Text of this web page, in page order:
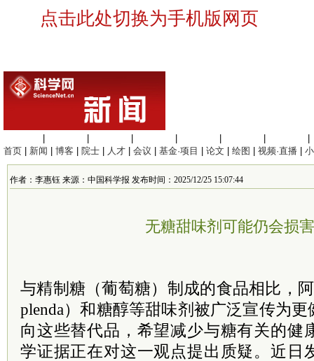
点击此处切换为手机版网页
首页
新闻 博客 院士 人才 会议 基金·项目 论文 绘图 视频·直播
作者：李惠钰 来源：中国科学报 发布时间：2025/12/25 15:07:44
无糖甜味剂可能仍会损
与精制糖（葡萄糖）制成的食品相比，
plenda）和糖醇等甜味剂被广泛宣传为
向这些替代品，希望减少与糖有关的健
学证据正在对这一观点提出质疑。近日